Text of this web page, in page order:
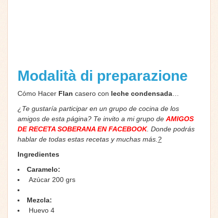
Modalità di preparazione
Cómo Hacer Flan casero con leche condensada
¿Te gustaría participar en un grupo de cocina de los
amigos de esta página? Te invito a mi grupo de AMIGOS
DE RECETA SOBERANA EN FACEBOOK. Donde podrás
hablar de todas estas recetas y muchas más. ?
Ingredientes
Caramelo:
Azúcar 200 grs
Mezcla:
Huevo 4